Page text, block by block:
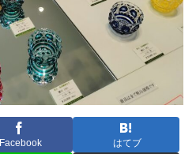
Facebook はてブ